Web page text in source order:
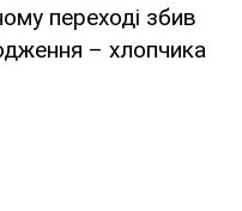
переході збив
– хлопчика